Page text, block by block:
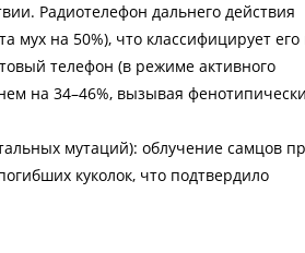
Радиотелефон дальнего действия
мух на 50%), что классифицирует его
телефон (в режиме активного
на 34–46%, вызывая
мутаций): облучение самцов
куколок, что подтвердило